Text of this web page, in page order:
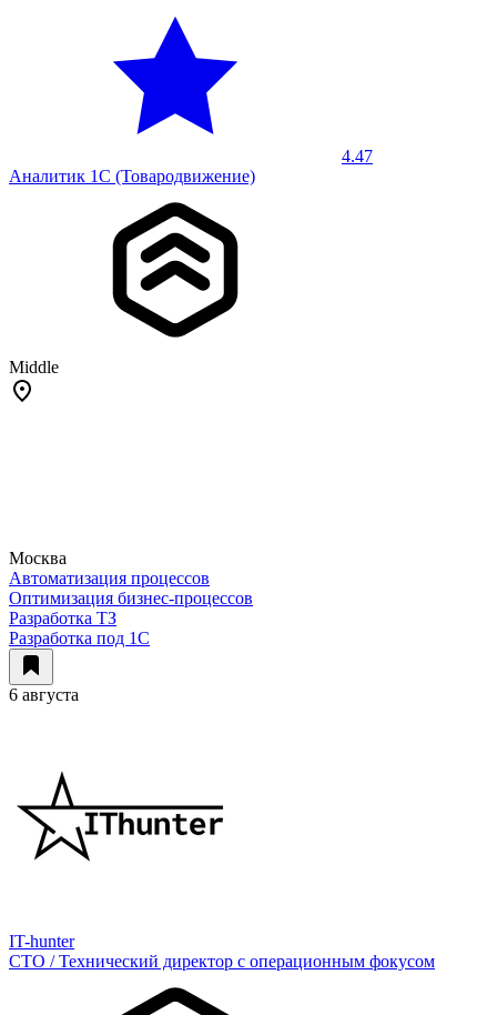
4.47
Аналитик 1С (Товародвижение)
Middle
Москва
Автоматизация процессов
Оптимизация бизнес-процессов
Разработка ТЗ
Разработка под 1С
6 августа
IT-hunter
CTO / Технический директор с операционным фокусом